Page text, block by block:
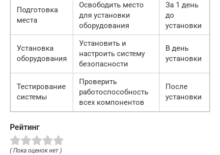
Подготовка
места
Освободить место
для установки
оборудования
За 1 день
до
установки
Установка
оборудования
Установить и
настроить систему
безопасности
В день
установки
Тестирование
системы
Проверить
работоспособность
всех компонентов
После
установки
Рейтинг
( Пока оценок нет )